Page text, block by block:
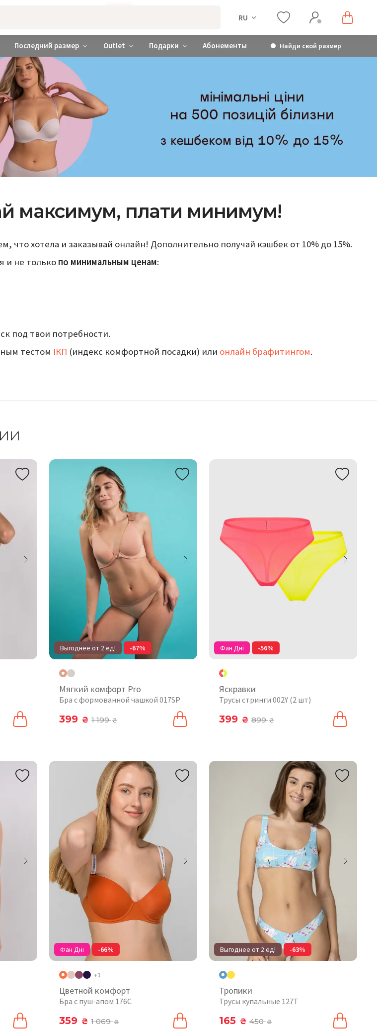
RU
Последний размер Outlet Подарки Абонементы Найди свой размер
максимум, плати минимум!
что хотела и заказывай онлайн! Дополнительно получай кэшбек от 10% до 15%.
и не только по минимальным ценам:
под твои потребности.
тестом ІКП (индекс комфортной посадки) или онлайн брафитингом.
Выгоднее от 2 ед! -67%
Мягкий комфорт Pro
Бра с формованной чашкой 017SP
399 ₴ 1 199₴
Фан Дні -56%
Яскравки
Трусы стринги 002Y (2 шт)
399 ₴ 899₴
Фан Дні -66%
+1
Цветной комфорт
Бра с пуш-апом 176C
359 ₴ 1 069₴
Выгоднее от 2 ед! -63%
Тропики
Трусы купальные 127T
165 ₴ 450₴